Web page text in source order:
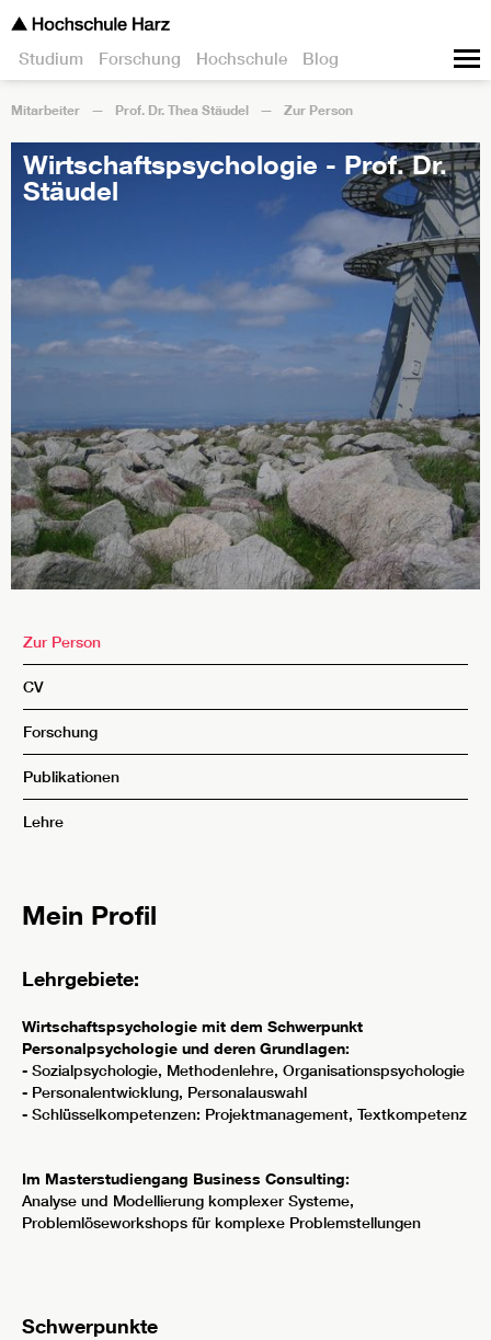
Studium Forschung Hochschule Blog
Mitarbeiter Prof. Dr. Thea Stäudel Zur Person
Wirtschaftspsychologie - Prof. Dr.
Stäudel
Zur Person
CV
Forschung
Publikationen
Lehre
Mein Profil
Lehrgebiete:
Wirtschaftspsychologie mit dem Schwerpunkt
Personalpsychologie und deren Grundlagen:
- Sozialpsychologie, Methodenlehre, Organisationspsychologie
- Personalentwicklung, Personalauswahl
- Schlüsselkompetenzen: Projektmanagement, Textkompetenz
Im Masterstudiengang Business Consulting:
Analyse und Modellierung komplexer Systeme,
Problemlöseworkshops für komplexe Problemstellungen
Schwerpunkte